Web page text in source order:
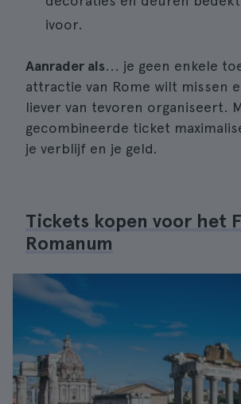
ivoor.
Aanrader als... je geen enkele
attractie van Rome wilt missen
liever van tevoren organiseert.
gecombineerde ticket
je verblijf en je geld.
Tickets kopen voor het
Romanum